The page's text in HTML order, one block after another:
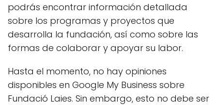
podrás encontrar información detallada
sobre los programas y proyectos que
desarrolla la fundación, así como sobre las
formas de colaborar y apoyar su labor.
Hasta el momento, no hay opiniones
disponibles en Google My Business sobre
Fundació Laies. Sin embargo, esto no debe ser